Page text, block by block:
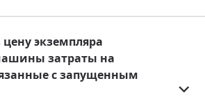
экземпляра
затраты на
с запущенным